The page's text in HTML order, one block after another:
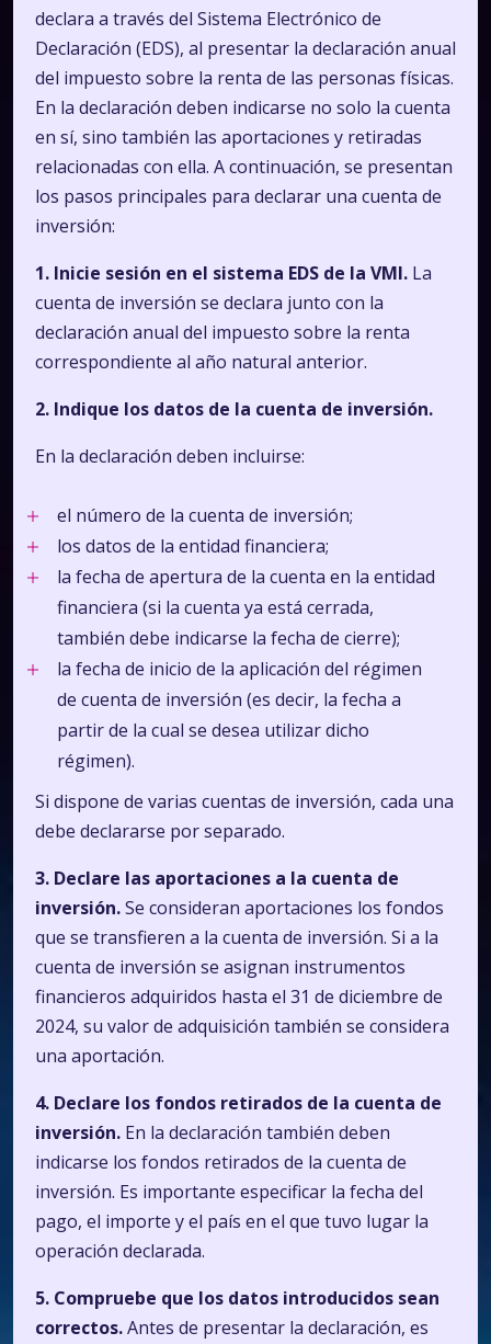
declara a través del Sistema Electrónico de
Declaración (EDS), al presentar la declaración anual
del impuesto sobre la renta de las personas físicas.
En la declaración deben indicarse no solo la cuenta
en sí, sino también las aportaciones y retiradas
relacionadas con ella. A continuación, se presentan
los pasos principales para declarar una cuenta de
inversión:
1. Inicie sesión en el sistema EDS de la VMI. La
cuenta de inversión se declara junto con la
declaración anual del impuesto sobre la renta
correspondiente al año natural anterior.
2. Indique los datos de la cuenta de inversión.
En la declaración deben incluirse:
el número de la cuenta de inversión;
los datos de la entidad financiera;
la fecha de apertura de la cuenta en la entidad
financiera (si la cuenta ya está cerrada,
también debe indicarse la fecha de cierre);
la fecha de inicio de la aplicación del régimen
de cuenta de inversión (es decir, la fecha a
partir de la cual se desea utilizar dicho
régimen).
Si dispone de varias cuentas de inversión, cada una
debe declararse por separado.
3. Declare las aportaciones a la cuenta de
inversión.Se consideran aportaciones los fondos
que se transfieren a la cuenta de inversión. Si a la
cuenta de inversión se asignan instrumentos
financieros adquiridos hasta el 31 de diciembre de
2024, su valor de adquisición también se considera
una aportación.
4. Declare los fondos retirados de la cuenta de
inversión. En la declaración también deben
indicarse los fondos retirados de la cuenta de
inversión. Es importante especificar la fecha del
pago, el importe y el país en el que tuvo lugar la
operación declarada.
5. Compruebe que los datos introducidos sean
correctos.Antes de presentar la declaración, es